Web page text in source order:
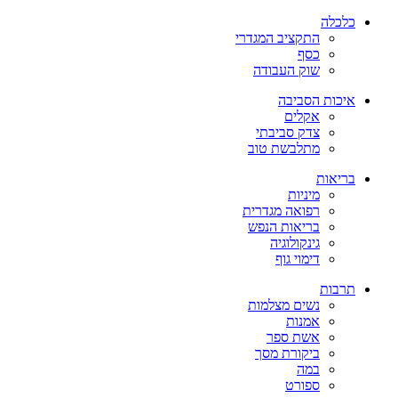
כלכלה
התקציב המגדרי
כסף
שוק העבודה
איכות הסביבה
אקלים
צדק סביבתי
מתלבשת טוב
בריאות
מיניות
רפואה מגדרית
בריאות הנפש
גינקולוגיה
דימוי גוף
תרבות
נשים מצלמות
אמנות
אשת ספר
ביקורת מסך
במה
ספורט